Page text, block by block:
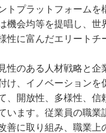
トプラットフォームを
機会均等を提唱し、世
性に富んだエリートチ
性のある人材戦略と企
け、イノベーションを
、開放性、多様性、信
います。従業員の職業
善に取り組み、職業上